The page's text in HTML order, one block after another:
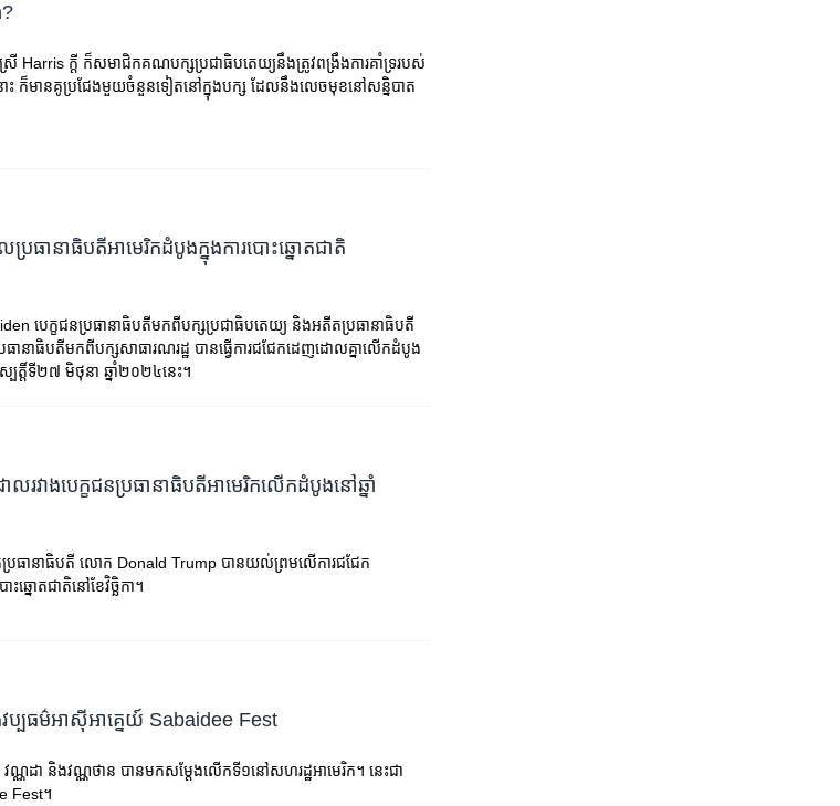
រី Harris ក្តី ក៏​សមាជិក​គណបក្ស​ប្រជាធិបតេយ្យ​នឹងត្រូវពង្រឹង​ការ​គាំទ្រ​របស់​
ោះ ក៏​​មាន​គូប្រជែង​មួយ​ចំនួន​ទៀតនៅ​ក្នុង​បក្ស​ ដែល​នឹង​លេច​មុខ​នៅ​សន្និបាត​
រធានាធិបតីអាមេរិក​​ដំបូង​ក្នុង​ការ​បោះឆ្នោត​ជាតិ​
បេក្ខជន​ប្រធានាធិបតី​មកពីបក្ស​ប្រជាធិបតេយ្យ និង​អតីត​ប្រធានាធិបតី​
នាធិបតីមកពីបក្ស​សាធារណរដ្ឋ ​បាន​ធ្វើ​ការ​ជជែក​ដេញ​ដោល​គ្នា​លើកដំបូង​
បត្តិ៍​ទី២៧ មិថុនា ឆ្នាំ២០២៤​នេះ។
រវាងបេក្ខជនប្រធានាធិបតីអាមេរិកលើកដំបូងនៅឆ្នាំ
ធានាធិបតី លោក Donald Trump បាន​យល់ព្រម​លើ​ការជជែក​
ោតជាតិ​នៅ​ខែវិច្ឆិកា។
ប្បធម៌​អាស៊ីអាគ្នេយ៍ Sabaidee Fest
ណដា និង​វណ្ណថាន​ បាន​មក​សម្តែងលើកទី១​នៅ​សហរដ្ឋ​អាមេរិក។ នេះ​ជា​
Fest។